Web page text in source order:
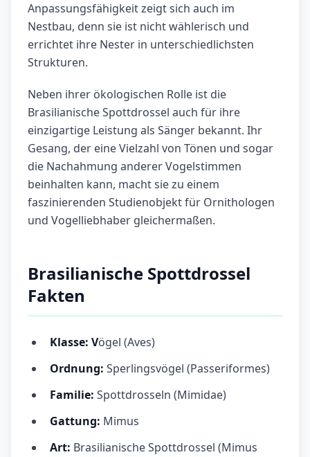
Anpassungsfähigkeit zeigt sich auch im
Nestbau, denn sie ist nicht wählerisch und
errichtet ihre Nester in unterschiedlichsten
Strukturen.
Neben ihrer ökologischen Rolle ist die
Brasilianische Spottdrossel auch für ihre
einzigartige Leistung als Sänger bekannt. Ihr
Gesang, der eine Vielzahl von Tönen und sogar
die Nachahmung anderer Vogelstimmen
beinhalten kann, macht sie zu einem
faszinierenden Studienobjekt für Ornithologen
und Vogelliebhaber gleichermaßen.
Brasilianische Spottdrossel
Fakten
Klasse: Vögel (Aves)
Ordnung: Sperlingsvögel (Passeriformes)
Familie: Spottdrosseln (Mimidae)
Gattung: Mimus
Art: Brasilianische Spottdrossel (Mimus